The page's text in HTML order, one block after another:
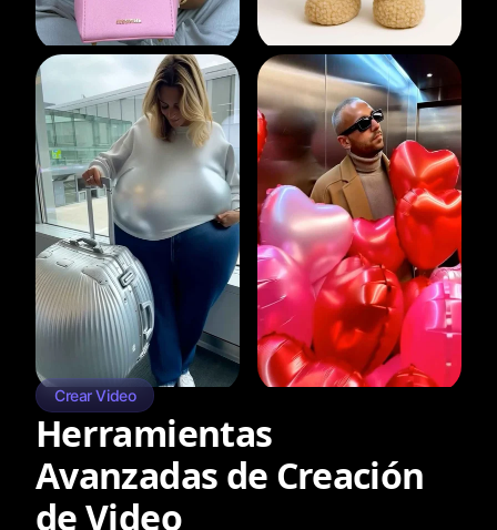
Crear Video
Herramientas
Avanzadas de Creación
de Video